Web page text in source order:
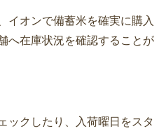
イオンで備蓄米を確実に購入
へ在庫状況を確認することが
ックしたり、入荷曜日をスタ